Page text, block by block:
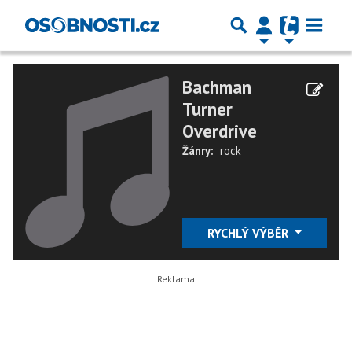
Bachman
Turner
Overdrive
Žánry: rock
RYCHLÝ VÝBĚR